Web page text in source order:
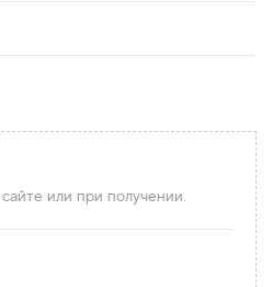
или при получении.